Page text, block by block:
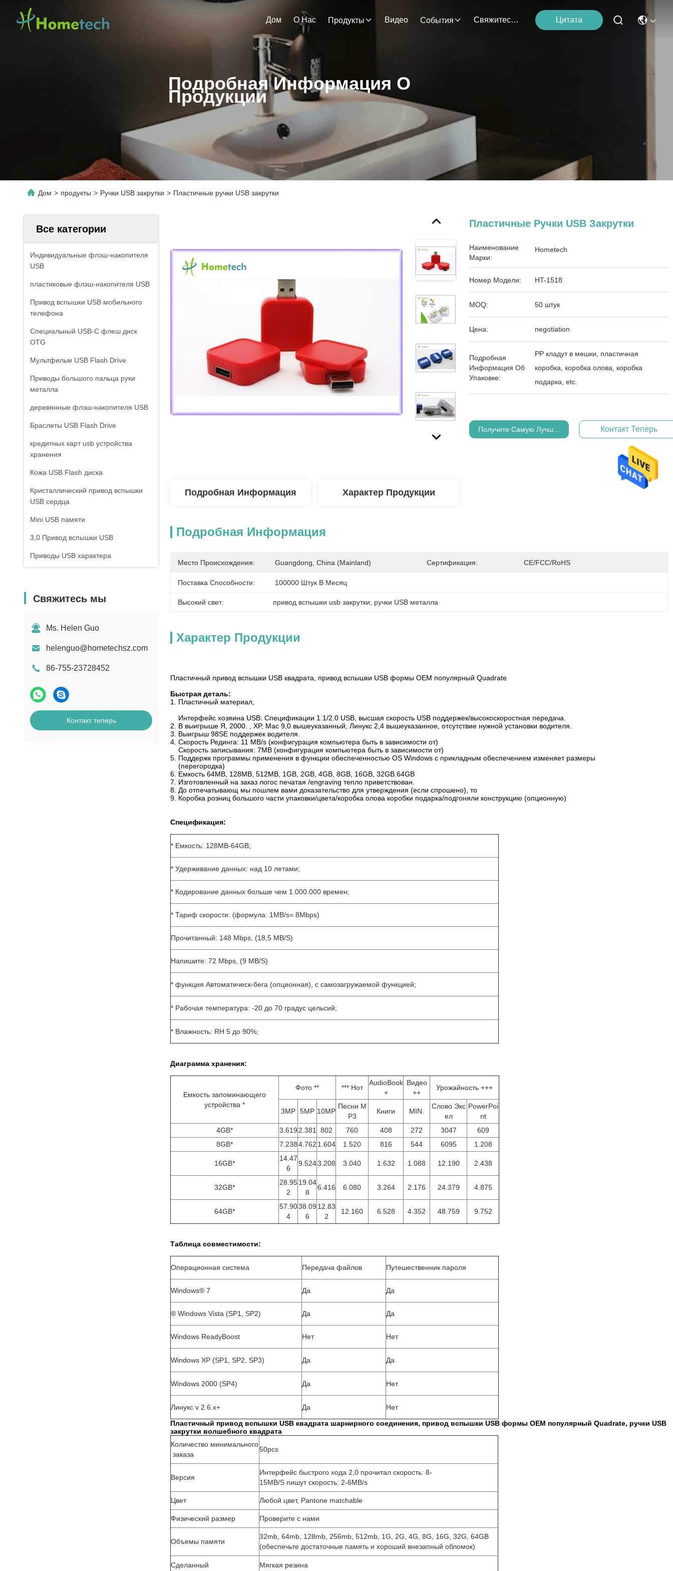
Дом О Нас Продукты Видео События Свяжитесь Мы Цитата
Подробная Информация О
Продукции
Дом > продукты > Ручки USB закрутки > Пластичные ручки USB закрутки
Все категории
Индивидуальные флэш-накопителя
USB
пластиковые флэш-накопителя USB
Привод вспышки USB мобильного
телефона
Специальный USB-C флеш диск
OTG
Мультфильм USB Flash Drive
Приводы большого пальца руки
металла
деревянные флэш-накопителя USB
Браслеты USB Flash Drive
кредитных карт usb устройства
хранения
Кожа USB Flash диска
Кристаллический привод вспышки
USB сердца
Mini USB памяти
3,0 Привод вспышки USB
Приводы USB характера
Банк силы губной помады
Приводы вспышки USB талрепа
Свяжитесь мы
Ms. Helen Guo
helenguo@hometechsz.com
86-755-23728452
Контакт теперь
Пластичные Ручки USB Закрутки
Наименование
Марки:
Hometech
Номер Модели: HT-1518
MOQ: 50 штук
Цена: negotiation
Подробная
Информация Об
Упаковке:
PP кладут в мешки, пластичная
коробка, коробка олова, коробка
подарка, etc.
Получите Самую Лучшую Цену Контакт Теперь
Подробная Информация Характер Продукции
Подробная Информация
Место Происхождения: Guangdong, China (Mainland) Сертификация: CE/FCC/RoHS
Поставка Способности: 100000 Штук В Месяц
Высокий свет: привод вспышки usb закрутки ручки USB металла
Характер Продукции
Пластичный привод вспышки USB квадрата, привод вспышки USB формы OEM популярный Quadrate
Быстрая деталь:
1. Пластичный материал,
Интерфейс хозяина USB: Спецификации 1.1/2.0 USB, высшая скорость USB поддержек/высокоскоростная передача.
2. В выигрыше Я, 2000. , XP, Mac 9,0 вышеуказанный, Линукс 2,4 вышеуказанное, отсутствие нужной установки водителя.
3. Выигрыш 98SE поддержек водителя.
4. Скорость Рединга: 11 MB/s (конфигурация компьютера быть в зависимости от)
Скорость записывания: 7MB (конфигурация компьютера быть в зависимости от)
5. Поддержк программы применения в функции обеспеченностью OS Windows с прикладным обеспечением изменяет размеры
(перегородка)
6. Емкость 64MB, 128MB, 512MB, 1GB, 2GB, 4GB, 8GB, 16GB, 32GB.64GB
7. Изготовленный на заказ логос печатая /engraving тепло приветствован.
8. До отпечатывающ мы пошлем вами доказательство для утверждения (если спрошено), то
9. Коробка розниц большого части упаковки/цвета/коробка олова коробки подарка/подгоняли конструкцию (опционную)
Спецификация:
* Емкость: 128MB-64GB;
* Удерживание данных: над 10 летами;
* Кодирование данных больше чем 1.000.000 времен;
* Тариф скорости: (формула: 1MB/s= 8Mbps)
Прочитанный: 148 Mbps, (18,5 MB/S)
Напишите: 72 Mbps, (9 MB/S)
* функция Автоматическ-бега (опционная), с самозагружаемой функцией;
* Рабочая температура: -20 до 70 градус цельсий;
* Влажность: RH 5 до 90%;
Диаграмма хранения:
Емкость запоминающего
устройства *
Фото ** *** Нот
AudioBook
+
Видео
++
Урожайность +++
3MP 5MP 10MP
Песни M
P3
Книги MIN.
Слово Экс
ел
PowerPoi
nt
4GB*
3.619 2.381 802 760 408 272 3047
609
8GB*
7.2384.762 1.604 1.520 816 544 6095 1.208
16GB*
14.47
6
9.5243.208 3.040 1.632 1.088 12.190 2.438
32GB*
28.95
2
19.04
8
6.416 6.080 3.264 2.176 24.379 4.875
64GB*
57.90
4
38.09
6
12.83
2
12.160 6.528 4.352 48.759 9.752
Таблица совместимости:
Операционная система Передача файлов Путешественник пароля
Windows® 7 Да Да
® Windows Vista (SP1, SP2) Да Да
Windows ReadyBoost Нет Нет
Windows XP (SP1, SP2, SP3) Да Да
Windows 2000 (SP4) Да Нет
Линукс v 2.6.x+ Да
Нет
Пластичный привод вспышки USB квадрата шарнирного соединения, привод вспышки USB формы OEM популярный Quadrate, ручки USB
закрутки волшебного квадрата
Количество минимального
заказа
50pcs
Версия
Интерфейс быстрого хода 2,0 прочитал скорость: 8-
15MB/S пишут скорость: 2-6MB/s
Цвет Любой цвет, Pantone matchable
Физический размер Проверите с нами
Объемы памяти
32mb, 64mb, 128mb, 256mb, 512mb, 1G, 2G, 4G, 8G, 16G, 32G, 64GB
(обеспечьте достаточные память и хороший внезапный обломок)
Сделанный Мягкая резина